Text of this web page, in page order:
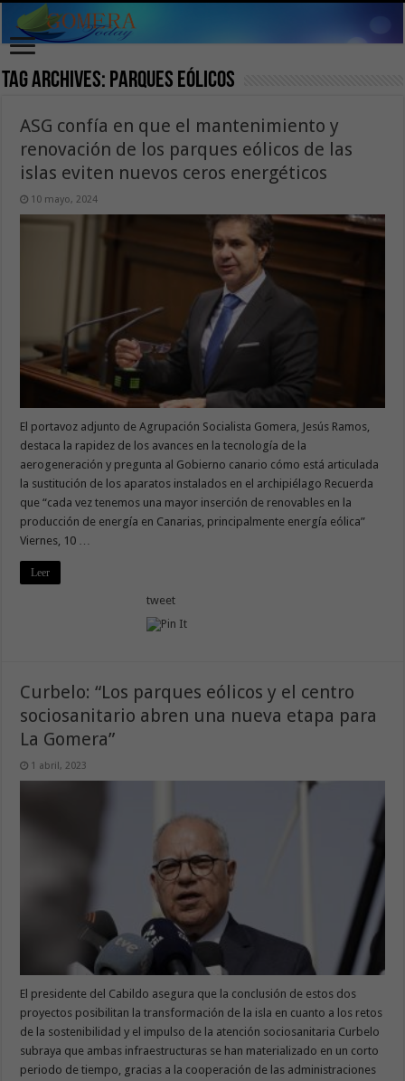
Tag Archives: parques eólicos
ASG confía en que el mantenimiento y
renovación de los parques eólicos de las
islas eviten nuevos ceros energéticos
10 mayo, 2024
El portavoz adjunto de Agrupación Socialista Gomera, Jesús Ramos,
destaca la rapidez de los avances en la tecnología de la
aerogeneración y pregunta al Gobierno canario cómo está articulada
la sustitución de los aparatos instalados en el archipiélago Recuerda
que “cada vez tenemos una mayor inserción de renovables en la
producción de energía en Canarias, principalmente energía eólica”
Viernes, 10 …
Leer
tweet
Curbelo: “Los parques eólicos y el centro
sociosanitario abren una nueva etapa para
La Gomera”
1 abril, 2023
El presidente del Cabildo asegura que la conclusión de estos dos
proyectos posibilitan la transformación de la isla en cuanto a los retos
de la sostenibilidad y el impulso de la atención sociosanitaria Curbelo
subraya que ambas infraestructuras se han materializado en un corto
periodo de tiempo, gracias a la cooperación de las administraciones